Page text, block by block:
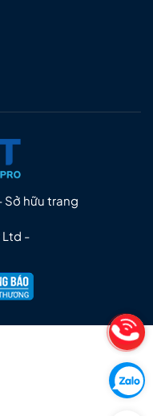
Sở hữu trang
Ltd -